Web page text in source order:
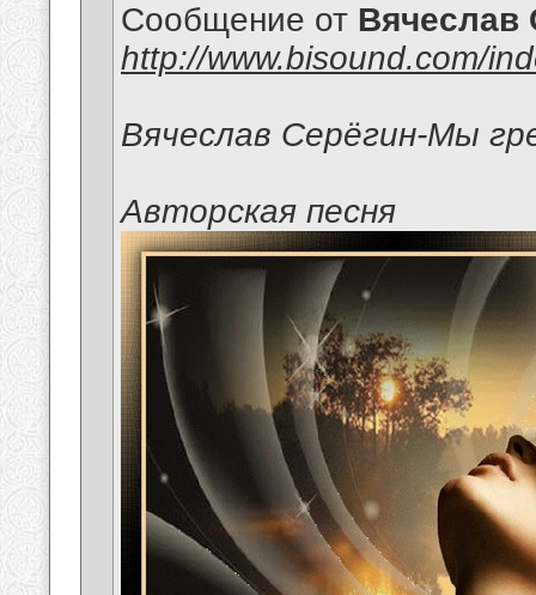
Сообщение от Вячеслав
http://www.bisound.com/
Вячеслав Серёгин-Мы
Авторская песня